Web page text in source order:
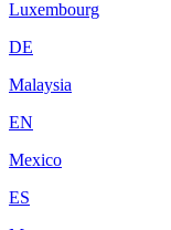
Luxembourg
DE
Malaysia
EN
Mexico
ES